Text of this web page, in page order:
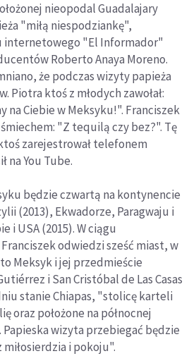
nieopodal Guadalajary
"miłą niespodziankę",
internetowego "El Informador"
Roberto Anaya Moreno.
że podczas wizyty papieża
Piotra ktoś z młodych zawołał:
na Ciebie w Meksyku!". Franciszek
"Z tequilą czy bez?". Tę
zarejestrował telefonem
na You Tube.
będzie czwartą na kontynencie
(2013), Ekwadorze, Paragwaju i
i USA (2015). W ciągu
odwiedzi sześć miast, w
Meksyk i jej przedmieście
i San Cristóbal de Las Casas
stanie Chiapas, "stolicę karteli
oraz położone na północnej
wizyta przebiegać będzie
miłosierdzia i pokoju".